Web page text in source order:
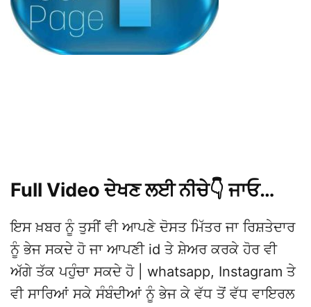
Full Video ਦੇਖਣ ਲਈ ਨੀਚੇ👇 ਜਾਓ…
ਇਸ ਖ਼ਬਰ ਨੂੰ ਤੁਸੀਂ ਵੀ ਆਪਣੇ ਦੋਸਤ ਮਿੱਤਰ ਜਾ ਰਿਸ਼ਤੇਦਾਰ
ਨੂੰ ਭੇਜ ਸਕਦੇ ਹੋ ਜਾ ਆਪਣੀ id ਤੇ ਸ਼ੇਅਰ ਕਰਕੇ ਹੋਰ ਵੀ
ਅੱਗੇ ਤੱਕ ਪਹੁੰਚਾ ਸਕਦੇ ਹੋ | whatsapp, Instagram ਤੇ
ਵੀ ਸਾਰਿਆਂ ਸਕੇ ਸੰਬੰਦੀਆਂ ਨੂੰ ਭੇਜ ਕੇ ਵੱਧ ਤੋਂ ਵੱਧ ਵਾਇਰਲ